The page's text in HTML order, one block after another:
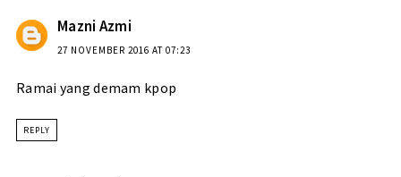
Mazni Azmi
27 NOVEMBER 2016 AT 07:23
Ramai yang demam kpop
REPLY